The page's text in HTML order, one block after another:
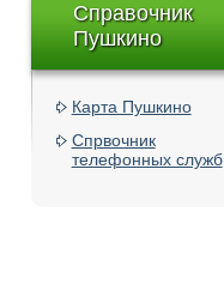
Справочник
Пушкино
Карта Пушкино
Спрвочник
телефонных служб